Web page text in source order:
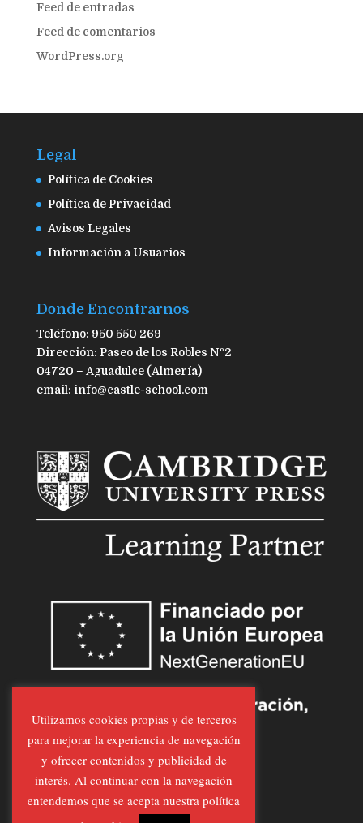
Feed de entradas
Feed de comentarios
WordPress.org
Legal
Política de Cookies
Política de Privacidad
Avisos Legales
Información a Usuarios
Donde Encontrarnos
Teléfono: 950 550 269
Dirección: Paseo de los Robles Nº2
04720 – Aguadulce (Almería)
email: info@castle-school.com
Utilizamos cookies propias y de terceros
para mejorar la experiencia de navegación
y ofrecer contenidos y publicidad de
interés. Al continuar con la navegación
entendemos que se acepta nuestra política